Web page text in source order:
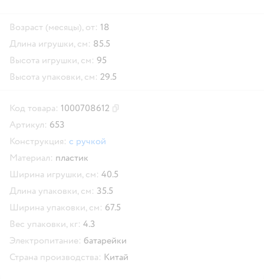
Возраст (месяцы), от: 18
Длина игрушки, см: 85.5
Высота игрушки, см: 95
Высота упаковки, см: 29.5
Код товара: 1000708612
Артикул: 653
Конструкция: с ручкой
Материал: пластик
Ширина игрушки, см: 40.5
Длина упаковки, см: 35.5
Ширина упаковки, см: 67.5
Вес упаковки, кг: 4.3
Электропитание: батарейки
Страна производства: Китай